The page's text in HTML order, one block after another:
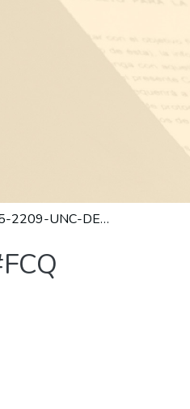
RD-2025-2209-UNC-DEC#FCQ